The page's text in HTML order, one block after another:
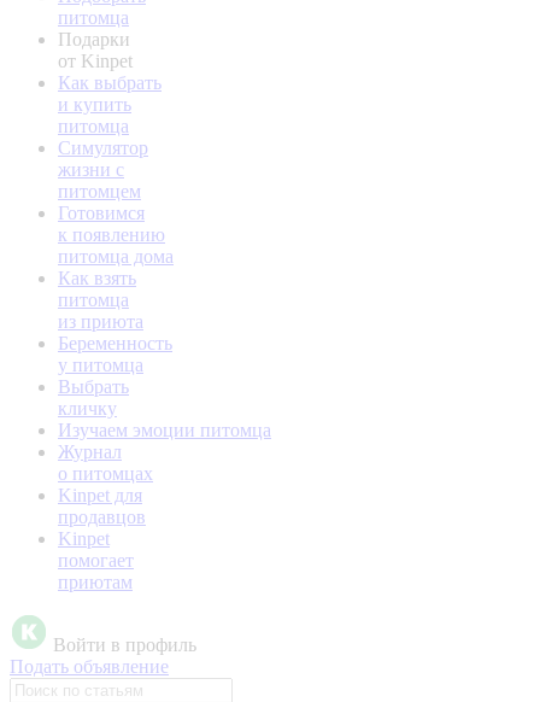
питомца
Подарки
от Kinpet
Как выбрать
и купить
питомца
Симулятор
жизни с
питомцем
Готовимся
к появлению
питомца дома
Как взять
питомца
из приюта
Беременность
у питомца
Выбрать
кличку
Изучаем эмоции питомца
Журнал
о питомцах
Kinpet для
продавцов
Kinpet
помогает
приютам
Войти в профиль
Подать объявление